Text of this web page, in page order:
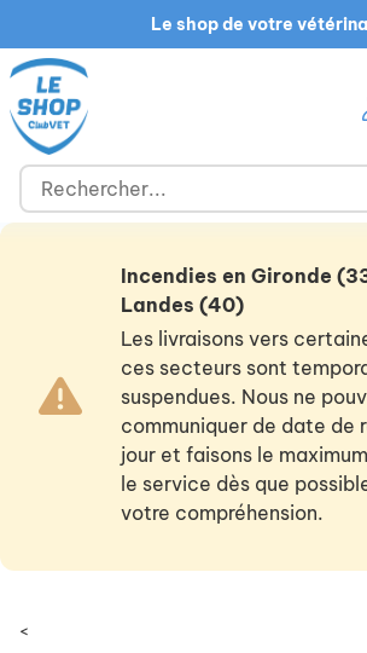
Le shop de votre
Incendies en Gironde
Landes (40)
Les livraisons vers
ces secteurs sont
suspendues. Nous ne
communiquer de date de
jour et faisons le
le service dès que
votre compréhension.
<